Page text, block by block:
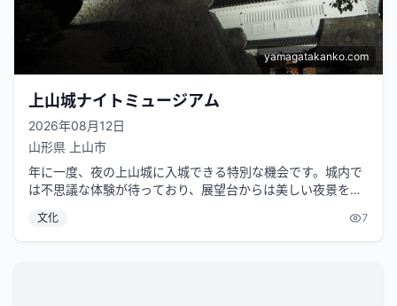
yamagatakanko.com
上山城ナイトミュージアム
2026年08月12日
山形県 上山市
年に一度、夜の上山城に入城できる特別な機会です。城内で
は不思議な体験が待っており、展望台からは美しい夜景を楽
文化 7